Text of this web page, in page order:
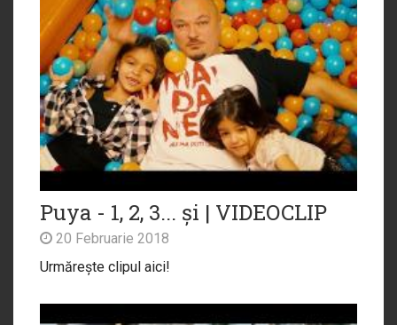
Puya - 1, 2, 3... și | VIDEOCLIP
20 Februarie 2018
Urmărește clipul aici!